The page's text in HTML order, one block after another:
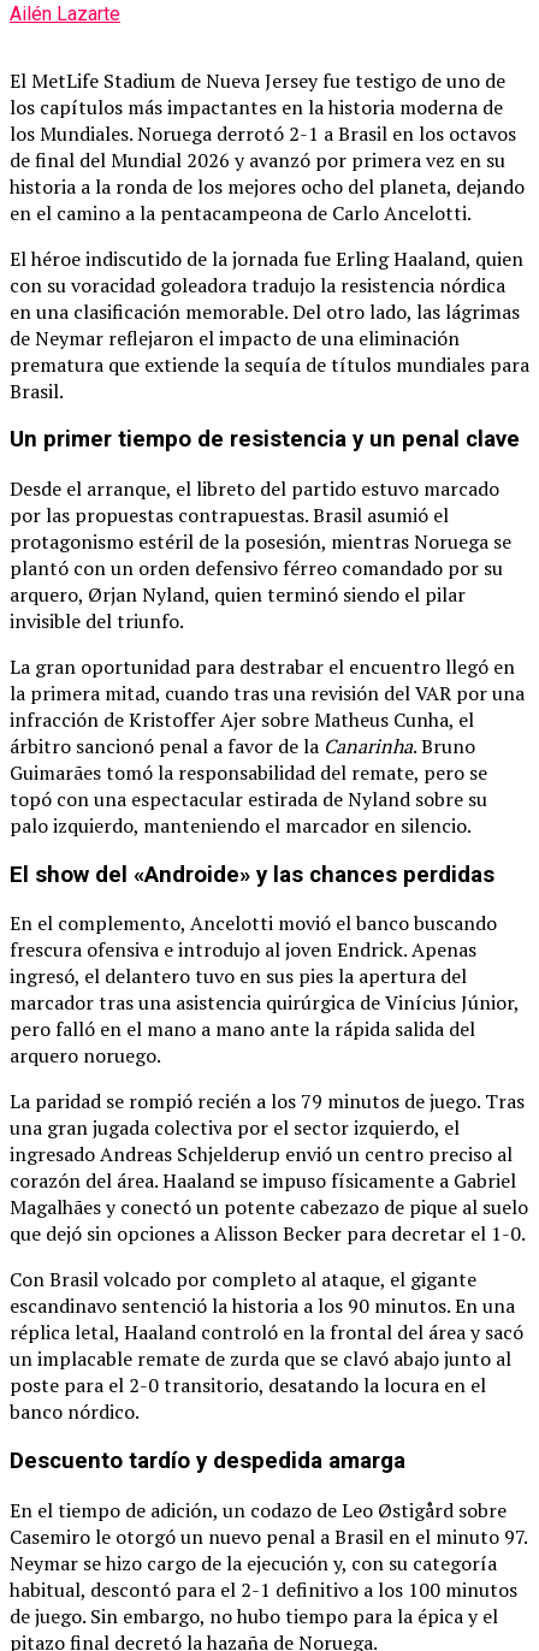
Ailén Lazarte
El MetLife Stadium de Nueva Jersey fue testigo de uno de
los capítulos más impactantes en la historia moderna de
los Mundiales.Noruega derrotó 2-1 a Brasil en los octavos
de final del Mundial 2026 y avanzó por primera vez en su
historia a la ronda de los mejores ocho del planeta, dejando
en el camino a la pentacampeona de Carlo Ancelotti.
El héroe indiscutido de la jornada fue Erling Haaland, quien
con su voracidad goleadora tradujo la resistencia nórdica
en una clasificación memorable.Del otro lado, las lágrimas
de Neymar reflejaron el impacto de una eliminación
prematura que extiende la sequía de títulos mundiales para
Brasil.
Un primer tiempo de resistencia y un penal clave
Desde el arranque, el libreto del partido estuvo marcado
por las propuestas contrapuestas.Brasil asumió el
protagonismo estéril de la posesión, mientras Noruega se
plantó con un orden defensivo férreo comandado por su
arquero, Ørjan Nyland, quien terminó siendo el pilar
invisible del triunfo.
La gran oportunidad para destrabar el encuentro llegó en
la primera mitad, cuando tras una revisión del VAR por una
infracción de Kristoffer Ajer sobre Matheus Cunha, el
árbitro sancionó penal a favor de la Canarinha.Bruno
Guimarães tomó la responsabilidad del remate, pero se
topó con una espectacular estirada de Nyland sobre su
palo izquierdo, manteniendo el marcador en silencio.
El show del «Androide» y las chances perdidas
En el complemento, Ancelotti movió el banco buscando
frescura ofensiva e introdujo al joven Endrick.Apenas
ingresó, el delantero tuvo en sus pies la apertura del
marcador tras una asistencia quirúrgica de Vinícius Júnior,
pero falló en el mano a mano ante la rápida salida del
arquero noruego.
La paridad se rompió recién a los 79 minutos de juego. Tras
una gran jugada colectiva por el sector izquierdo, el
ingresado Andreas Schjelderup envió un centro preciso al
corazón del área.Haaland se impuso físicamente a Gabriel
Magalhães y conectó un potente cabezazo de pique al suelo
que dejó sin opciones a Alisson Becker para decretar el 1-0.
Con Brasil volcado por completo al ataque, el gigante
escandinavo sentenció la historia a los 90 minutos.En una
réplica letal, Haaland controló en la frontal del área y sacó
un implacable remate de zurda que se clavó abajo junto al
poste para el 2-0 transitorio, desatando la locura en el
banco nórdico.
Descuento tardío y despedida amarga
En el tiempo de adición, un codazo de Leo Østigård sobre
Casemiro le otorgó un nuevo penal a Brasil en el minuto 97.
Neymar se hizo cargo de la ejecución y, con su categoría
habitual, descontó para el 2-1 definitivo a los 100 minutos
de juego. Sin embargo, no hubo tiempo para la épica y el
pitazo final decretó la hazaña de Noruega.